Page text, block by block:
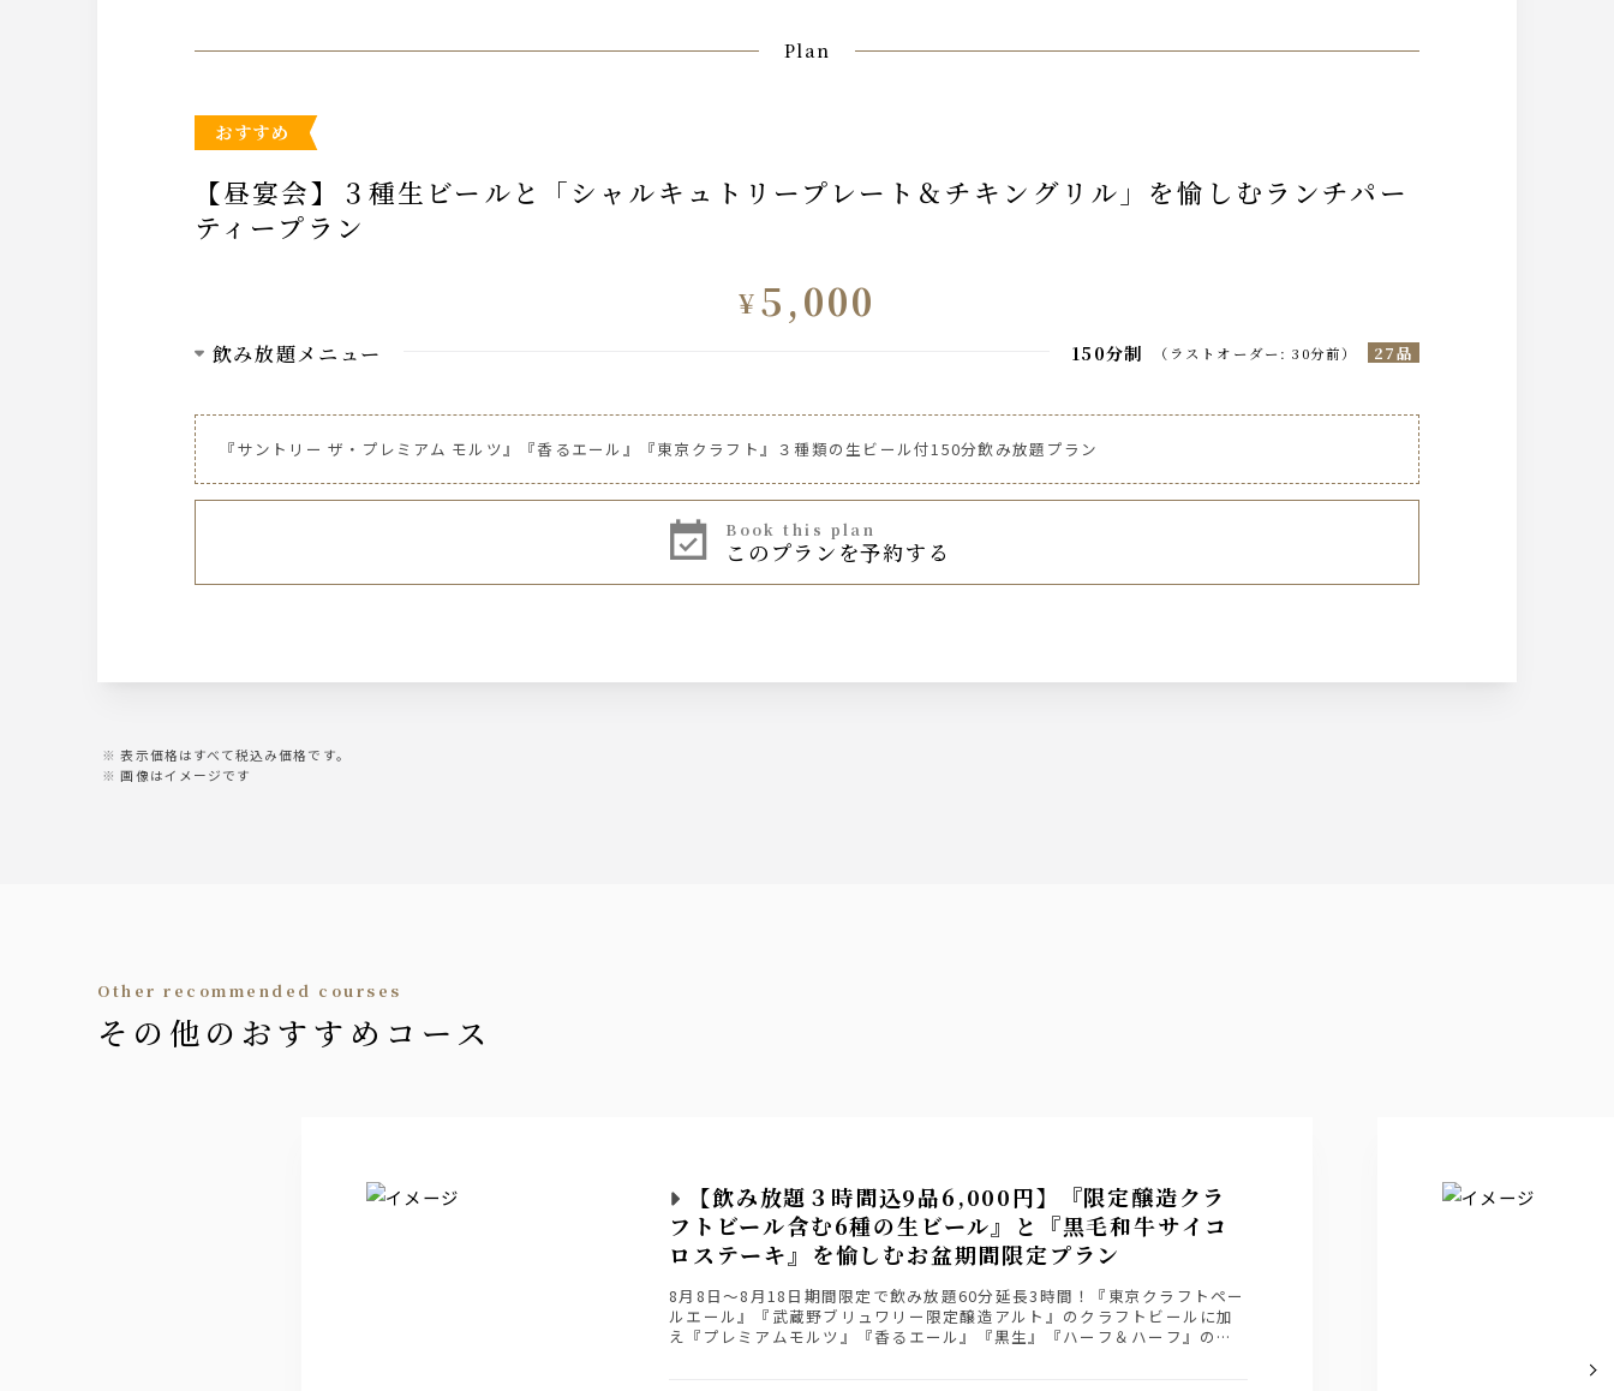
Plan
おすすめ
【昼宴会】３種生ビールと「シャルキュトリープレート＆チキングリル」を愉しむランチパー
ティープラン
¥5,000
飲み放題メニュー 150分制 （ ラストオーダー: 30分前） 27品
■プレミアムモルツ 香るエール
■ペプシハイボール ■ジンジャーハイボール
■ジントニック ■モスコミュール ■キューバリバー
■ウーロンハイ
ソフトドリンク
『サントリー ザ・プレミアム モルツ』『香るエール』『東京クラフト』３種類の生ビール付150分飲み放題プラン
book this plan
このプランを予約する
表示価格はすべて税込み価格です。
画像はイメージです
other recommended courses
その他のおすすめコース
【飲み放題３時間込9品6,000円】『限定醸造クラ
フトビール含む6種の生ビール』と『黒毛和牛サイコ
ロステーキ』を愉しむお盆期間限定プラン
8月8日～8月18日期間限定で飲み放題60分延長3時間！『東京クラフトペー
ルエール』『武蔵野ブリュワリー限定醸造アルト』のクラフトビールに加
え『プレミアムモルツ』『香るエール』『黒生』『ハーフ＆ハーフ』の６